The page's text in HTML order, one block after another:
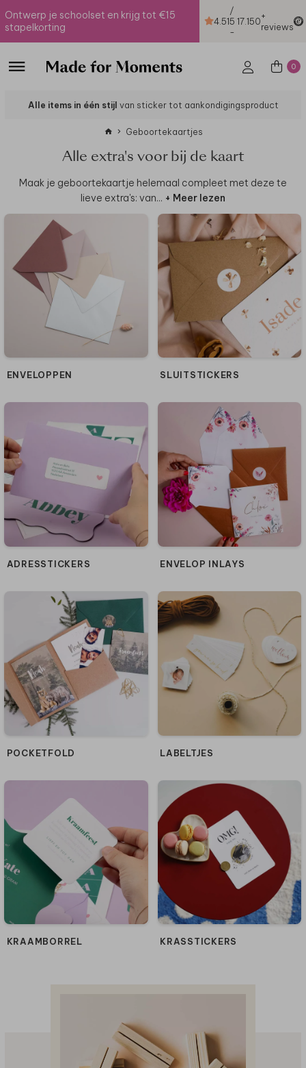
Ontwerp je schoolset en krijg tot €15
stapelkorting
4.51
/
5
-
17.150+
reviews
0
Alle items in één stijl van sticker tot aankondigingsproduct
Geboortekaartjes
Alle extra's voor bij de kaart
Maak je geboortekaartje helemaal compleet met deze te
lieve extra's: van... + Meer lezen
ENVELOPPEN SLUITSTICKERS
ADRESSTICKERS ENVELOP INLAYS
POCKETFOLD LABELTJES
KRAAMBORREL KRASSTICKERS